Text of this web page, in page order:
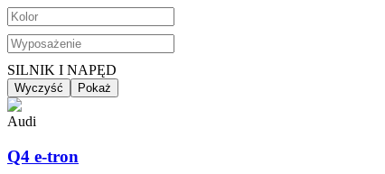
SILNIK I NAPĘD
Wyczyść Pokaż
Audi
Q4 e-tron